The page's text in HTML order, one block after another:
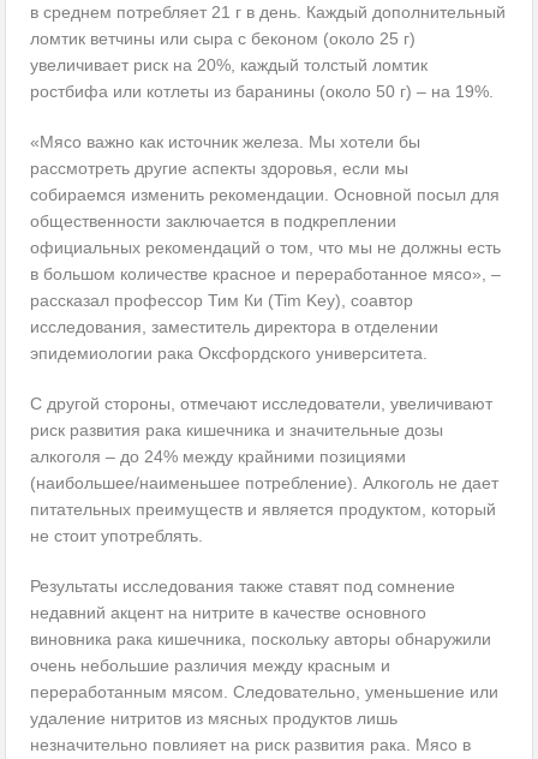
в среднем потребляет 21 г в день. Каждый дополнительный
ломтик ветчины или сыра с беконом (около 25 г)
увеличивает риск на 20%, каждый толстый ломтик
ростбифа или котлеты из баранины (около 50 г) – на 19%.
«Мясо важно как источник железа. Мы хотели бы
рассмотреть другие аспекты здоровья, если мы
собираемся изменить рекомендации. Основной посыл для
общественности заключается в подкреплении
официальных рекомендаций о том, что мы не должны есть
в большом количестве красное и переработанное мясо», –
рассказал профессор Тим Ки (Tim Key), соавтор
исследования, заместитель директора в отделении
эпидемиологии рака Оксфордского университета.
С другой стороны, отмечают исследователи, увеличивают
риск развития рака кишечника и значительные дозы
алкоголя – до 24% между крайними позициями
(наибольшее/наименьшее потребление). Алкоголь не дает
питательных преимуществ и является продуктом, который
не стоит употреблять.
Результаты исследования также ставят под сомнение
недавний акцент на нитрите в качестве основного
виновника рака кишечника, поскольку авторы обнаружили
очень небольшие различия между красным и
переработанным мясом. Следовательно, уменьшение или
удаление нитритов из мясных продуктов лишь
незначительно повлияет на риск развития рака. Мясо в